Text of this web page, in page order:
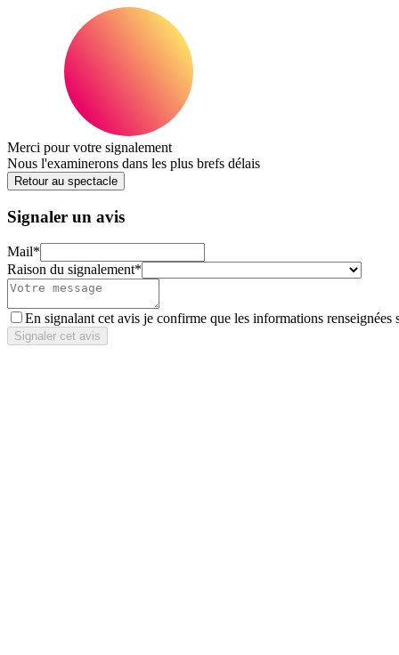
Merci pour votre signalement
Nous l'examinerons dans les plus brefs délais
Retour au spectacle
Signaler un avis
Mail*
Raison du signalement*
En signalant cet avis je confirme que les informations renseignées
Signaler cet avis